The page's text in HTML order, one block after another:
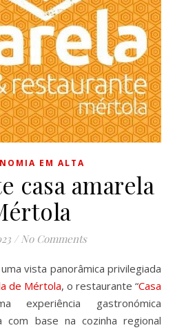
EM ALTA
casa amarela
/ No Comments
de Mértola, o restaurante “Casa
experiência gastronómica
com base na cozinha regional